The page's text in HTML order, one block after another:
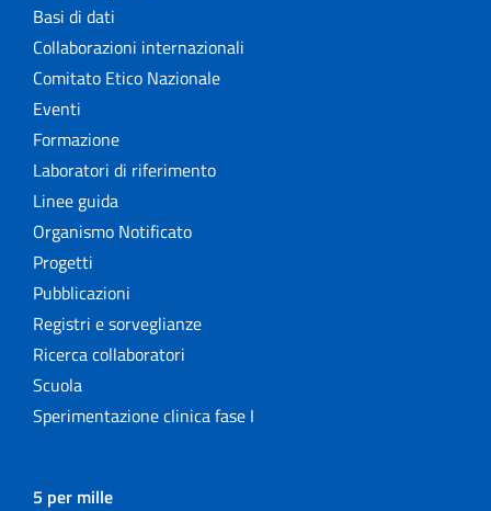
Basi di dati
Collaborazioni internazionali
Comitato Etico Nazionale
Eventi
Formazione
Laboratori di riferimento
Linee guida
Organismo Notificato
Progetti
Pubblicazioni
Registri e sorveglianze
Ricerca collaboratori
Scuola
Sperimentazione clinica fase I
5 per mille